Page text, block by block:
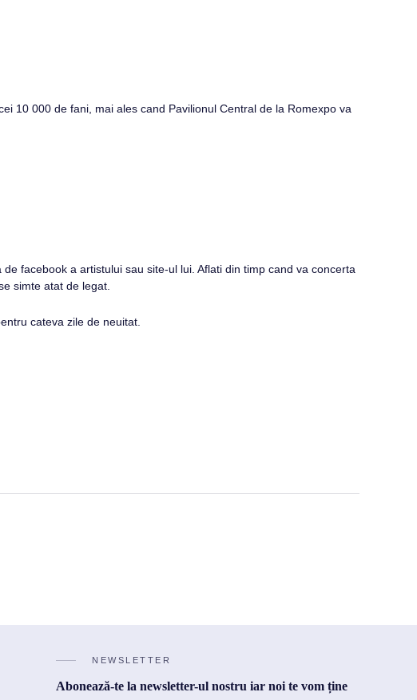
10 000 de fani, mai ales cand Pavilionul Central de la Romexpo va
facebook a artistului sau site-ul lui. Aflati din timp cand va concerta
simte atat de legat.
cateva zile de neuitat.
NEWSLETTER
Abonează-te la newsletter-ul nostru iar noi te vom ține